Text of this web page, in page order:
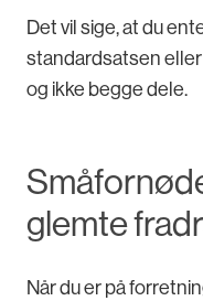
Det vil sige, at du
standardsatsen
og ikke begge dele.
glemte
Når du er på